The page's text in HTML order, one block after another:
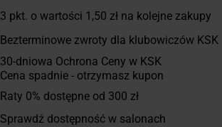
3 pkt. o wartości 1,50 złna kolejne zakupy
Bezterminowe zwroty dla klubowiczów KSK
30-dniowa Ochrona Ceny w KSK
Cena spadnie - otrzymasz kupon
Raty 0% dostępne od 300 zł
Sprawdź dostępność w salonach